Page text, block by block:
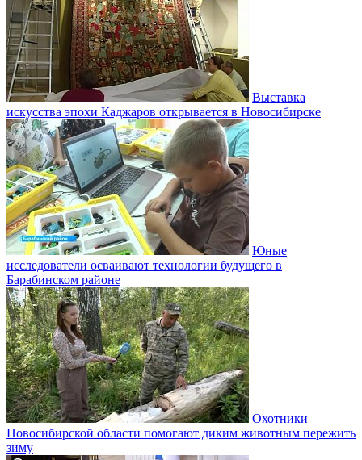
Выставка
искусства эпохи Каджаров открывается в Новосибирске
Юные
исследователи осваивают технологии будущего в
Барабинском районе
Охотники
Новосибирской области помогают диким животным пережить
зиму